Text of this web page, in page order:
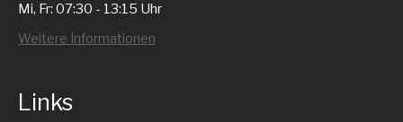
Mi, Fr: 07:30 - 13:15 Uhr
Weitere Informationen
Links